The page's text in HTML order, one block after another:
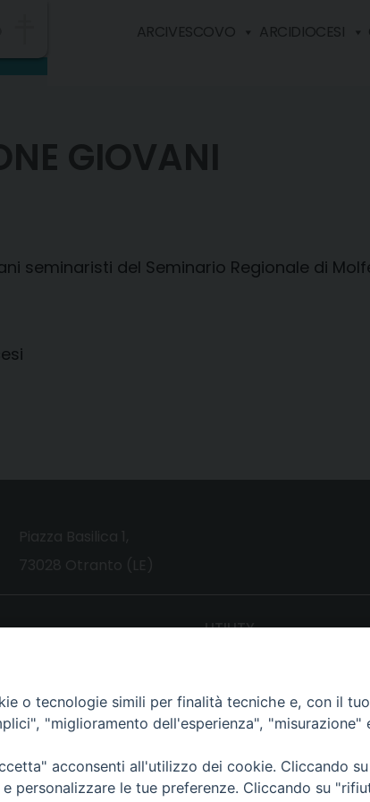
ARCIVESCOVO ARCIDIOCESI
GIOVANI
seminaristi del Seminario Regionale di
UTILITY
Altri articoli
Notizie nazionali
Download
Amministrazione
o tecnologie simili per finalità tecniche e, con il
"miglioramento dell'esperienza",
acconsenti all'utilizzo dei cookie. Cliccando
personalizzare le tue preferenze. Cliccando su